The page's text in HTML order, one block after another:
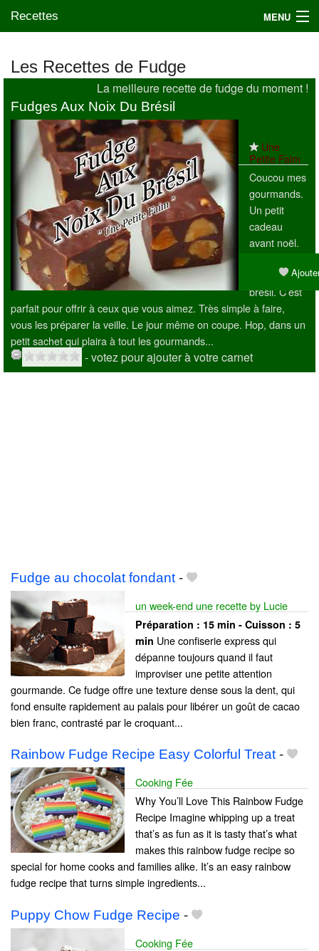
Recettes MENU
Mes blogs préférés
Les Recettes de Fudge
La meilleure recette de fudge du moment !
Fudges Aux Noix Du Brésil
Une
Petite Faim
Coucou mes
gourmands.
Un petit
cadeau
avant noël.
aux noix du
brésil. C’est
parfait pour offrir à ceux que vous aimez. Très simple à faire,
vous les préparer la veille. Le jour même on coupe. Hop, dans un
petit sachet qui plaira à tout les gourmands...
- votez pour ajouter à votre carnet
Fudge au chocolat fondant -
un week-end une recette by Lucie
Préparation : 15 min - Cuisson : 5
min Une confiserie express qui
dépanne toujours quand il faut
improviser une petite attention
gourmande. Ce fudge offre une texture dense sous la dent, qui
fond ensuite rapidement au palais pour libérer un goût de cacao
bien franc, contrasté par le croquant...
Rainbow Fudge Recipe Easy Colorful Treat-
Cooking Fée
Why You’ll Love This Rainbow Fudge
Recipe Imagine whipping up a treat
that’s as fun as it is tasty that’s what
makes this rainbow fudge recipe so
special for home cooks and families alike. It’s an easy rainbow
fudge recipe that turns simple ingredients...
Puppy Chow Fudge Recipe -
Cooking Fée